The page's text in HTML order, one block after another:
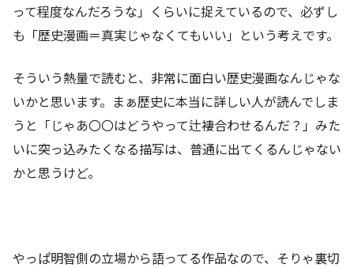
って程度なんだろうな」くらいに捉えているので、必ずし
も「歴史漫画＝真実じゃなくてもいい」という考えです。
そういう熱量で読むと、非常に面白い歴史漫画なんじゃな
いかと思います。まぁ歴史に本当に詳しい人が読んでしま
うと「じゃあ〇〇はどうやって辻褄合わせるんだ？」みた
いに突っ込みたくなる描写は、普通に出てくるんじゃない
かと思うけど。
やっぱ明智側の立場から語ってる作品なので、そりゃ裏切